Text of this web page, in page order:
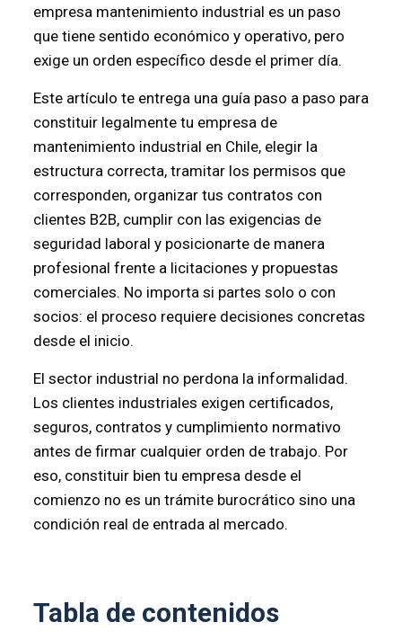
empresa mantenimiento industrial es un paso
que tiene sentido económico y operativo, pero
exige un orden específico desde el primer día.
Este artículo te entrega una guía paso a paso para
constituir legalmente tu empresa de
mantenimiento industrial en Chile, elegir la
estructura correcta, tramitar los permisos que
corresponden, organizar tus contratos con
clientes B2B, cumplir con las exigencias de
seguridad laboral y posicionarte de manera
profesional frente a licitaciones y propuestas
comerciales. No importa si partes solo o con
socios: el proceso requiere decisiones concretas
desde el inicio.
El sector industrial no perdona la informalidad.
Los clientes industriales exigen certificados,
seguros, contratos y cumplimiento normativo
antes de firmar cualquier orden de trabajo. Por
eso, constituir bien tu empresa desde el
comienzo no es un trámite burocrático sino una
condición real de entrada al mercado.
Tabla de contenidos